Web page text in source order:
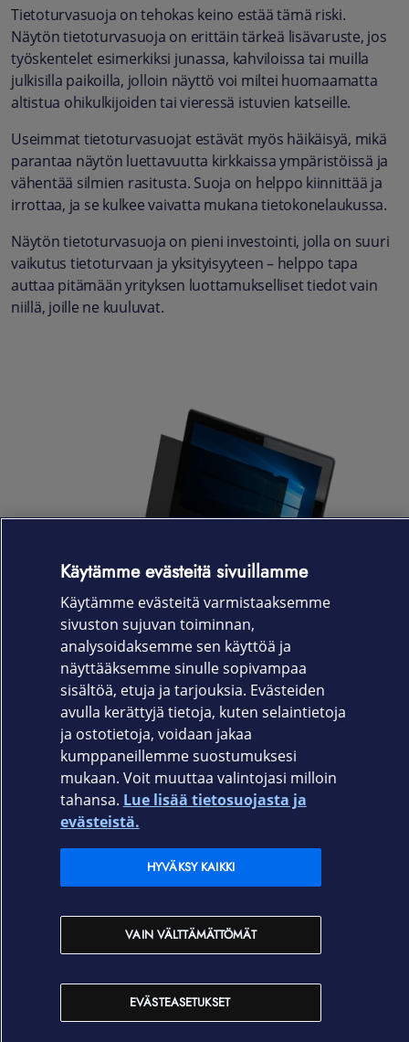
Tietoturvasuoja on tehokas keino estää tämä riski.
Näytön tietoturvasuoja on erittäin tärkeä lisävaruste, jos
työskentelet esimerkiksi junassa, kahviloissa tai muilla
julkisilla paikoilla, jolloin näyttö voi miltei huomaamatta
altistua ohikulkijoiden tai vieressä istuvien katseille.
Useimmat tietoturvasuojat estävät myös häikäisyä, mikä
parantaa näytön luettavuutta kirkkaissa ympäristöissä ja
vähentää silmien rasitusta. Suoja on helppo kiinnittää ja
irrottaa, ja se kulkee vaivatta mukana tietokonelaukussa.
Näytön tietoturvasuoja on pieni investointi, jolla on suuri
vaikutus tietoturvaan ja yksityisyyteen – helppo tapa
auttaa pitämään yrityksen luottamukselliset tiedot vain
niillä, joille ne kuuluvat.
Elisan myymälät
Käytämme evästeitä sivuillamme
Käytämme evästeitä varmistaaksemme
sivuston sujuvan toiminnan,
analysoidaksemme sen käyttöä ja
näyttääksemme sinulle sopivampaa
sisältöä, etuja ja tarjouksia. Evästeiden
avulla kerättyjä tietoja, kuten selaintietoja
ja ostotietoja, voidaan jakaa
kumppaneillemme suostumuksesi
mukaan. Voit muuttaa valintojasi milloin
tahansa. Lue lisää tietosuojasta ja
evästeistä.
EVÄSTEASETUKSET
VAIN VÄLTTÄMÄTTÖMÄT
HYVÄKSY KAIKKI